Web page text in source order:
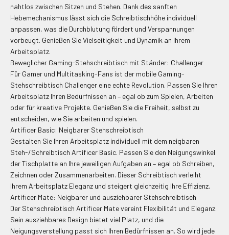
nahtlos zwischen Sitzen und Stehen. Dank des sanften
Hebemechanismus lässt sich die Schreibtischhöhe individuell
anpassen, was die Durchblutung fördert und Verspannungen
vorbeugt. Genießen Sie Vielseitigkeit und Dynamik an Ihrem
Arbeitsplatz.
Beweglicher Gaming-Stehschreibtisch mit Ständer: Challenger
Für Gamer und Multitasking-Fans ist der mobile Gaming-
Stehschreibtisch Challenger eine echte Revolution. Passen Sie Ihren
Arbeitsplatz Ihren Bedürfnissen an – egal ob zum Spielen, Arbeiten
oder für kreative Projekte. Genießen Sie die Freiheit, selbst zu
entscheiden, wie Sie arbeiten und spielen.
Artificer Basic: Neigbarer Stehschreibtisch
Gestalten Sie Ihren Arbeitsplatz individuell mit dem neigbaren
Steh-/Schreibtisch Artificer Basic. Passen Sie den Neigungswinkel
der Tischplatte an Ihre jeweiligen Aufgaben an – egal ob Schreiben,
Zeichnen oder Zusammenarbeiten. Dieser Schreibtisch verleiht
Ihrem Arbeitsplatz Eleganz und steigert gleichzeitig Ihre Effizienz.
Artificer Mate: Neigbarer und ausziehbarer Stehschreibtisch
Der Stehschreibtisch Artificer Mate vereint Flexibilität und Eleganz.
Sein ausziehbares Design bietet viel Platz, und die
Neigungsverstellung passt sich Ihren Bedürfnissen an. So wird jede